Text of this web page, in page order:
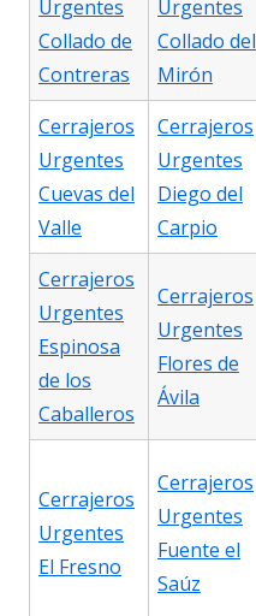
Urgentes
Collado de
Contreras
Urgentes
Collado del
Mirón
Cerrajeros
Urgentes
Cuevas del
Valle
Cerrajeros
Urgentes
Diego del
Carpio
Cerrajeros
Urgentes
Espinosa
de los
Caballeros
Cerrajeros
Urgentes
Flores de
Ávila
Cerrajeros
Urgentes
El Fresno
Cerrajeros
Urgentes
Fuente el
Saúz